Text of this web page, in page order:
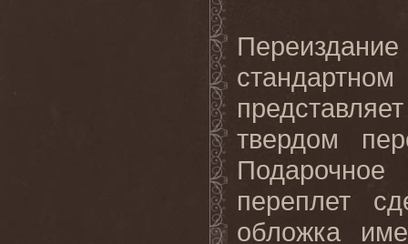
Переиздание
стандартном
твердом
переплет
обложка